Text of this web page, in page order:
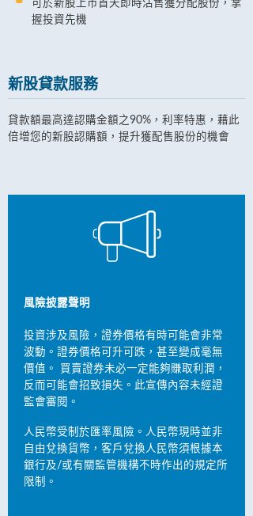
可於新股上巿首天即時沽售獲分配股份，掌
握投資先機
新股貸款服務
貸款額最高達認購金額之90%，利率特惠，藉此
倍增您的新股認購額，提升獲配售股份的機會
風險披露聲明
投資涉及風險，證券價格有時可能會非常
波動。證券價格可升可跌，甚至變成毫無
價值。 買賣證券未必一定能夠賺取利潤，
反而可能會招致損失。此宣傳內容未經證
監會審閱。
人民幣受制於匯率風險。人民幣現時並非
自由兌換貨幣，客戶兌換人民幣須根據本
銀行及/或有關監管機構不時作出的規定所
限制。